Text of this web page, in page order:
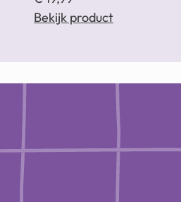
Bekijk product